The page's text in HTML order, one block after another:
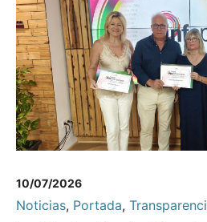
10/07/2026
Noticias, Portada,